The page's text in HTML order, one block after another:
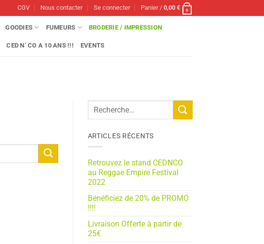
CGV Nous contacter Se connecter Panier /0,00€ 0
GOODIES FUMEURS BRODERIE / IMPRESSION
CED N’ CO A 10 ANS !!! EVENTS
ARTICLES RÉCENTS
Retrouvez le stand CEDNCO
au Reggae Empire Festival
2022
Bénéficiez de 20% de PROMO
!!!!
Livraison Offerte à partir de
25€